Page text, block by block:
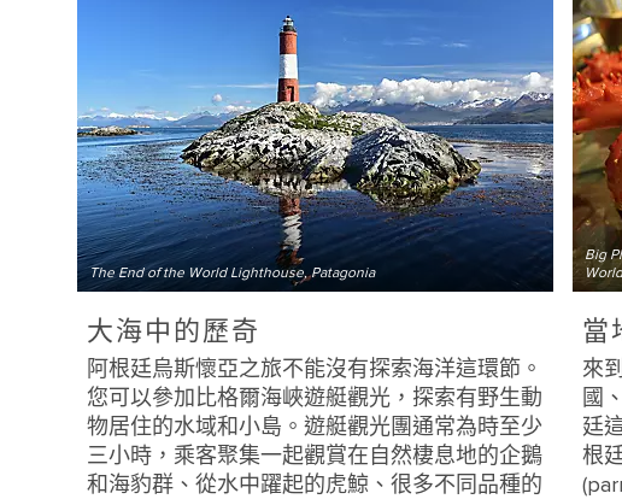
The End of the World Lighthouse, Patagonia
大海中的歷奇
阿根廷烏斯懷亞之旅不能沒有探索海洋這環節。
您可以參加比格爾海峽遊艇觀光，探索有野生動
物居住的水域和小島。遊艇觀光團通常為時至少
三小時，乘客聚集一起觀賞在自然棲息地的企鵝
和海豹群、從水中躍起的虎鯨、很多不同品種的
Big
當
來
國
廷
根